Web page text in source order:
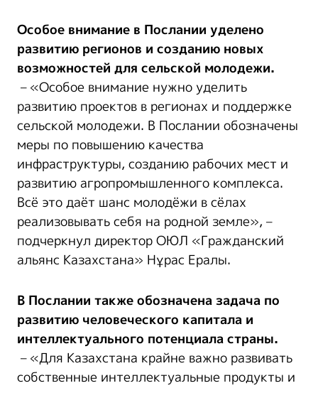
Особое внимание в Послании уделено
развитию регионов и созданию новых
возможностей для сельской молодежи.
– «Особое внимание нужно уделить
развитию проектов в регионах и поддержке
сельской молодежи. В Послании обозначены
меры по повышению качества
инфраструктуры, созданию рабочих мест и
развитию агропромышленного комплекса.
Всё это даёт шанс молодёжи в сёлах
реализовывать себя на родной земле», –
подчеркнул директор ОЮЛ «Гражданский
альянс Казахстана» Нұрас Ералы.
В Послании также обозначена задача по
развитию человеческого капитала и
интеллектуального потенциала страны.
– «Для Казахстана крайне важно развивать
собственные интеллектуальные продукты и